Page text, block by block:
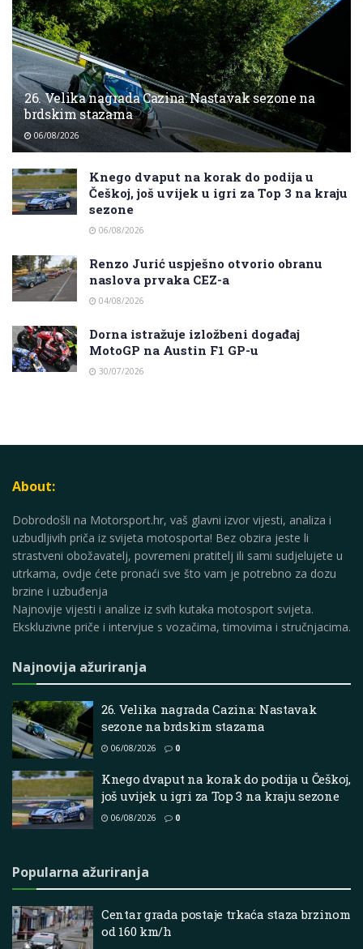
26. Velika nagrada Cazina: Nastavak sezone na
brdskim stazama
06/08/2026
Knego dvaput na korak do podija u
Češkoj, još uvijek u igri za Top 3 na kraju
sezone
06/08/2026
Renzo Jurić uspješno otvorio obranu
naslova prvaka CEZ-a
04/08/2026
Dorna istražuje izložbeni događaj
MotoGP na Austin F1 GP-u
30/07/2026
About:
Dobrodošli na Motorsport.hr, vaš glavni izvor vijesti, analiza i
uzbudljivih priča iz svijeta motosporta! Bez obzira jeste li
strastveni obožavatelj, povremeni pratitelj ili sami sudjelujete u
utrkama, ovdje ćete pronaći sve što vam je potrebno za dozu
brzine i uzbuđenja
Najnovije vijesti i analize iz svih kutaka motosport svijeta.
Ekskluzivne priče i intervjue s vozačima, timovima i stručnjacima.
Najnovija ažuriranja
26. Velika nagrada Cazina: Nastavak
sezone na brdskim stazama
06/08/2026 0
Knego dvaput na korak do podija u Češkoj,
još uvijek u igri za Top 3 na kraju sezone
06/08/2026 0
Popularna ažuriranja
Centar grada postaje trkaća staza brzinom
od 160 km/h